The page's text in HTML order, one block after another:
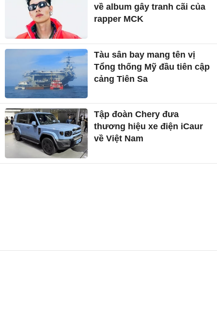
về album gây tranh cãi của
rapper MCK
Tàu sân bay mang tên vị
Tổng thống Mỹ đầu tiên cập
cảng Tiên Sa
Tập đoàn Chery đưa
thương hiệu xe điện iCaur
về Việt Nam